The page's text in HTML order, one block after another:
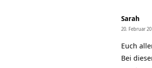
Sarah
20. Februar
Euch
Bei